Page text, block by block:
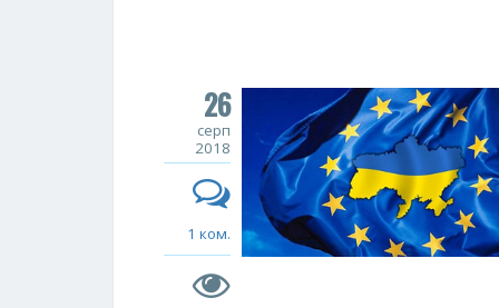
26
серп
2018
1 ком.